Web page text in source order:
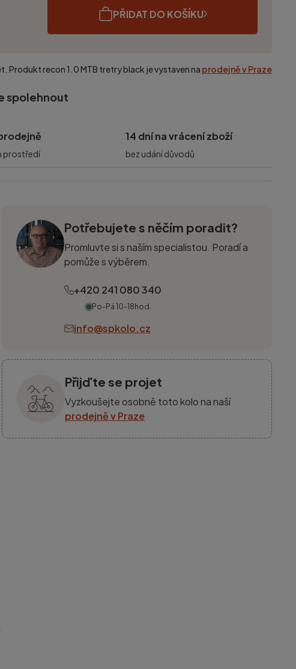
PŘIDAT DO KOŠÍKU
Produktrecon 1.0 MTB tretry black je vystaven na prodejně v Praze
spolehnout
prostředí
14 dní na vrácení zboží
bez udání důvodů
Potřebujete s něčím poradit?
Promluvte si s naším specialistou. Poradí a
pomůže s výběrem.
+420 241 080 340
Po-Pá 10-18hod.
info@spkolo.cz
Přijďte se projet
Vyzkoušejte osobně toto kolo na naší
prodejně v Praze